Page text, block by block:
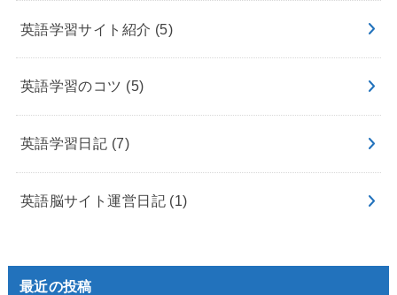
英語学習サイト紹介 (5)
英語学習のコツ (5)
英語学習日記 (7)
英語脳サイト運営日記 (1)
最近の投稿